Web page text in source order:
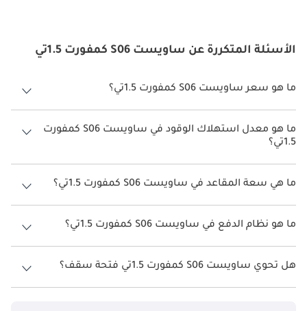
الأسئلة المتكررة عن ساويست S06 كمفورت 1.5تي
ما هو سعر ساويست S06 كمفورت 1.5تي؟
سعر ساويست S06 كمفورت 1.5تي هو درهم 69,000.
ما هو معدل استهلاك الوقود في ساويست S06 كمفورت
1.5تي؟
يبلغ معدل استهلاك الوقود المقترح من الشركة المصنعة لسيارة ساويست
S06 2026 من 10 كم/ليتر - 18 كم/ليتر.
ما هي سعة المقاعد في ساويست S06 كمفورت 1.5تي؟
تتسع ساويست S06 كمفورت 1.5تي لأ 5 أشخاص.
ما هو نظام الدفع في ساويست S06 كمفورت 1.5تي؟
نظام الدفع في ساويست S06 Front Wheel Drive كمفورت 1.5تي.
هل تحوي ساويست S06 كمفورت 1.5تي فتحة سقف؟
نعم توفر ساويست S06 كمفورت 1.5تي فتحة السقف كخيار.